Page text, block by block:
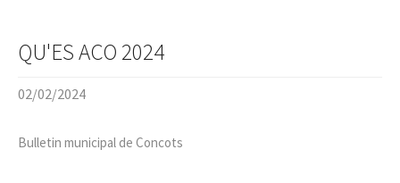
QU'ES ACO 2024
02/02/2024
Bulletin municipal de Concots